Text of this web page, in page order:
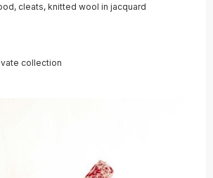
cleats, knitted wool in jacquard
collection